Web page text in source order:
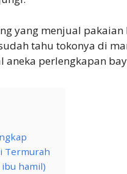
yang menjual pakaian
tahu tokonya di
aneka perlengkapan
Termurah
hamil)